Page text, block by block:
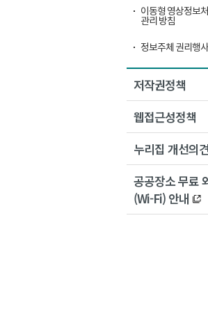
이동형 영상정보
관리 방침
정보주체 권리행
저작권정책
웹접근성정책
누리집 개선의
공공장소 무료
(Wi-Fi) 안내